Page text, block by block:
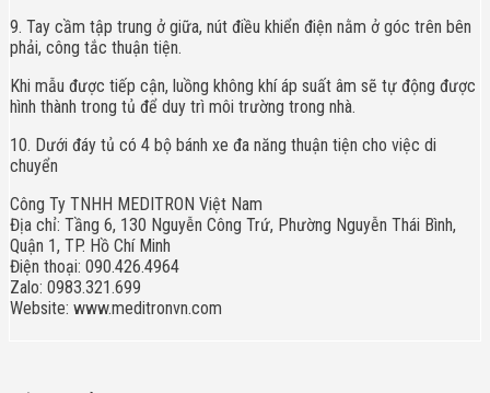
9. Tay cầm tập trung ở giữa, nút điều khiển điện nằm ở góc trên bên
phải, công tắc thuận tiện.
Khi mẫu được tiếp cận, luồng không khí áp suất âm sẽ tự động được
hình thành trong tủ để duy trì môi trường trong nhà.
10. Dưới đáy tủ có 4 bộ bánh xe đa năng thuận tiện cho việc di
chuyển
Công Ty TNHH MEDITRON Việt Nam
Địa chỉ: Tầng 6, 130 Nguyễn Công Trứ, Phường Nguyễn Thái Bình,
Quận 1, TP. Hồ Chí Minh
Điện thoại: 090.426.4964
Zalo: 0983.321.699
Website: www.meditronvn.com